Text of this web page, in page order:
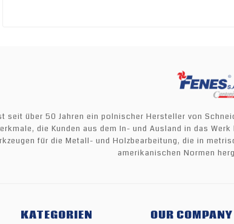
seit über 50 Jahren ein polnischer Hersteller von
die Kunden aus dem In- und Ausland in das
für die Metall- und Holzbearbeitung, die in
amerikanischen Normen
KATEGORIEN OUR COMPANY